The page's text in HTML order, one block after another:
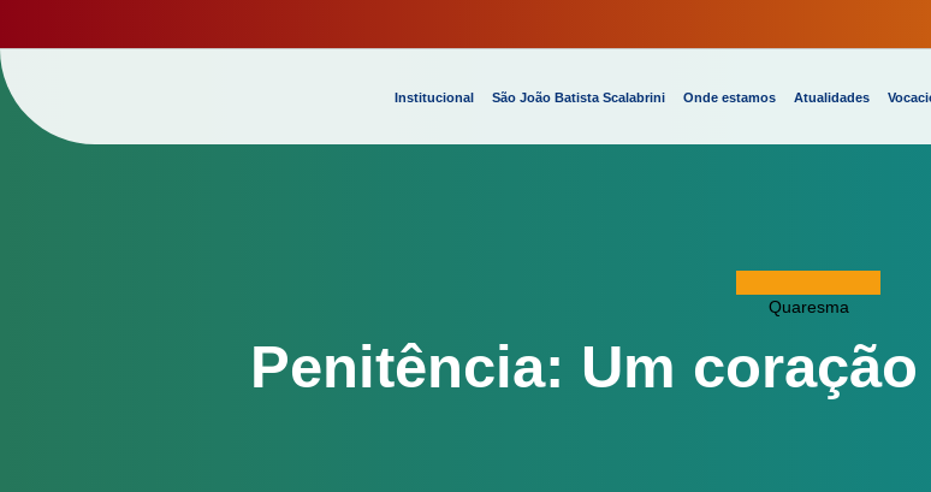
Institucional São João Batista Scalabrini Onde estamos Atualidades
Quaresma
Penitência: Um